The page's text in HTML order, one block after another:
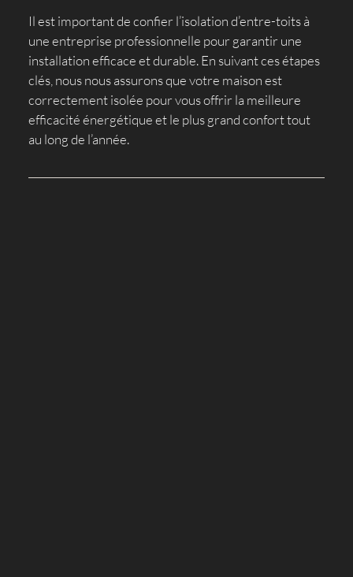
Il est important de confier l’isolation d’entre-toits à
une entreprise professionnelle pour garantir une
installation efficace et durable. En suivant ces étapes
clés, nous nous assurons que votre maison est
correctement isolée pour vous offrir la meilleure
efficacité énergétique et le plus grand confort tout
au long de l’année.